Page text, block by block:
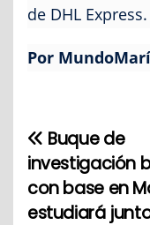
de DHL Express.
Por
N
a
Buque de
investigación
con base en
estudiará